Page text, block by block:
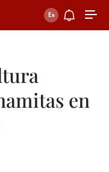
en